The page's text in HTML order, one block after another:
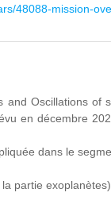
48088-mission-
and Oscillations
en décembre
dans le
la partie